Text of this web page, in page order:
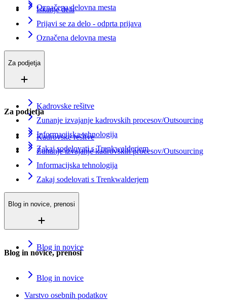
Označena delovna mesta
Iskanje dela
Prijavi se za delo - odprta prijava
Označena delovna mesta
Za podjetja
Kadrovske rešitve
Zunanje izvajanje kadrovskih procesov/Outsourcing
Informacijska tehnologija
Zakaj sodelovati s Trenkwalderjem
Za podjetja
Kadrovske rešitve
Zunanje izvajanje kadrovskih procesov/Outsourcing
Informacijska tehnologija
Zakaj sodelovati s Trenkwalderjem
Blog in novice, prenosi
Blog in novice
Blog in novice, prenosi
Blog in novice
Varstvo osebnih podatkov